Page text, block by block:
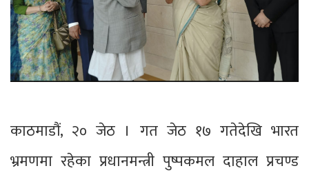
काठमाडौं, २० जेठ । गत जेठ १७ गतेदेखि भारत
भ्रमणमा रहेका प्रधानमन्त्री पुष्पकमल दाहाल प्रचण्ड